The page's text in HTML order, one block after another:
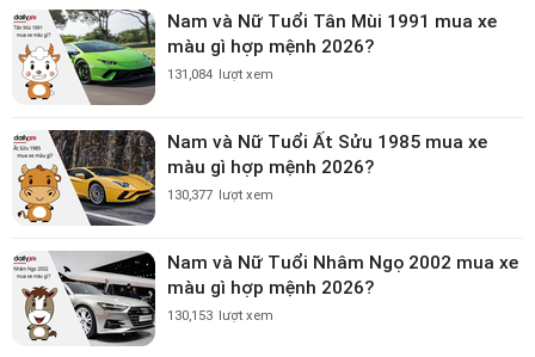
Nam và Nữ Tuổi Tân Mùi 1991 mua xe
màu gì hợp mệnh 2026?
131,084 lượt xem
Nam và Nữ Tuổi Ất Sửu 1985 mua xe
màu gì hợp mệnh 2026?
130,377 lượt xem
Nam và Nữ Tuổi Nhâm Ngọ 2002 mua xe
màu gì hợp mệnh 2026?
130,153 lượt xem